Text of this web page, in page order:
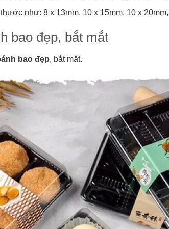
như: 8 x 13mm, 10 x 15mm, 10 x
bao đẹp, bắt mắt
bao đẹp, bắt mắt.